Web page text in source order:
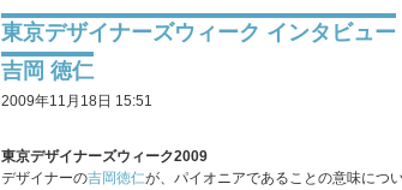
東京デザイナーズウィーク インタビュー
吉岡 徳仁
2009年11月18日 15:51
東京デザイナーズウィーク2009
デザイナーの吉岡徳仁が、パイオニアであることの意味につ